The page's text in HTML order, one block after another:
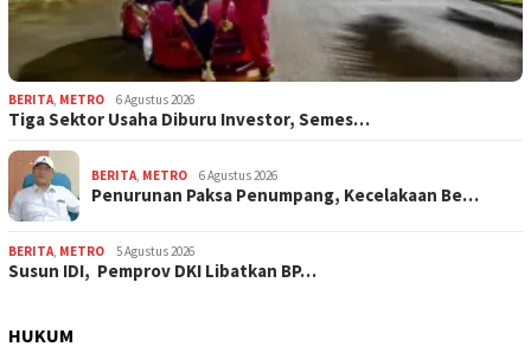
BERITA METRO 6 Agustus 2026
Tiga Sektor Usaha Diburu Investor, Semes…
BERITA METRO 6 Agustus 2026
Penurunan Paksa Penumpang, Kecelakaan Be…
BERITA METRO 5 Agustus 2026
Susun IDI, Pemprov DKI Libatkan BP…
HUKUM